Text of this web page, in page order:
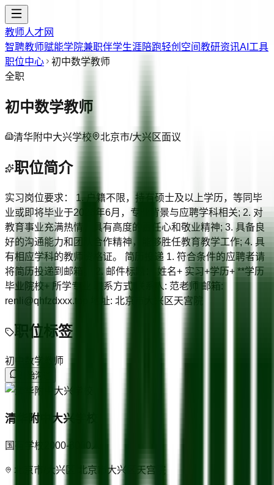
教师人才网
智聘教师赋能学院兼职伴学生涯陪跑轻创空间教研资讯AI工具
职位中心
初中数学教师
全职
初中数学教师
清华附中大兴学校 北京市/大兴区面议
职位简介
实习岗位要求： 1. 户籍不限，持有硕士及以上学历，等同毕
业或即将毕业于2026年6月，专业背景与应聘学科相关; 2. 对
教育事业充满热情，具有高度的责任心和敬业精神; 3. 具备良
好的沟通能力和团队合作精神，能够胜任教育教学工作; 4. 具
有相应学科的教师资格证。 简历投递 1. 符合条件的应聘者请
将简历投递到邮箱。 2. 邮件标题： 姓名+ 实习+学历+ **学历
毕业院校+ 所学专业 联系方式 联系人: 范老师 邮箱:
renli@qhfzdxxx.top 地址: 北京市大兴区天宫院
职位标签
初中数学教师
开始沟通
清华附中大兴学校
国有学校 2000-3000
北京市/大兴区 北京市大兴区天宫院